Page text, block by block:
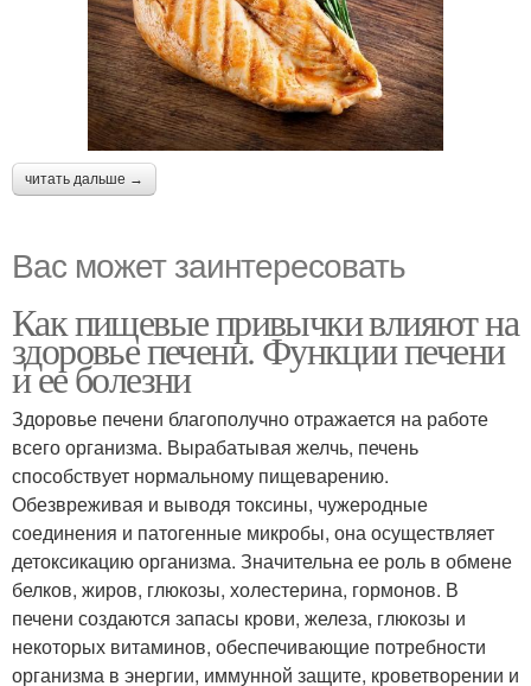
читать дальше →
Вас может заинтересовать
Как пищевые привычки влияют на
здоровье печени. Функции печени
и ее болезни
Здоровье печени благополучно отражается на работе
всего организма. Вырабатывая желчь, печень
способствует нормальному пищеварению.
Обезвреживая и выводя токсины, чужеродные
соединения и патогенные микробы, она осуществляет
детоксикацию организма. Значительна ее роль в обмене
белков, жиров, глюкозы, холестерина, гормонов. В
печени создаются запасы крови, железа, глюкозы и
некоторых витаминов, обеспечивающие потребности
организма в энергии, иммунной защите, кроветворении и